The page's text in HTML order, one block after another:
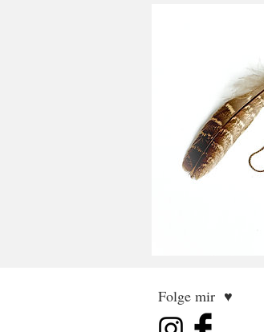
Folge mir ♥